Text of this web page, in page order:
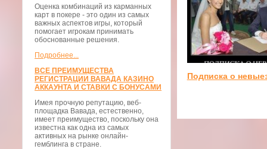
Оценка комбинаций из карманных
карт в покере - это один из самых
важных аспектов игры, который
помогает игрокам принимать
обоснованные решения.
Подробнее...
ВСЕ ПРЕИМУЩЕСТВА
РЕГИСТРАЦИИ ВАВАДА КАЗИНО
АККАУНТА И СТАВКИ С БОНУСАМИ
Имея прочную репутацию, веб-
площадка Вавада, естественно,
имеет преимущество, поскольку она
известна как одна из самых
активных на рынке онлайн-
гемблинга в стране.
Подписка о